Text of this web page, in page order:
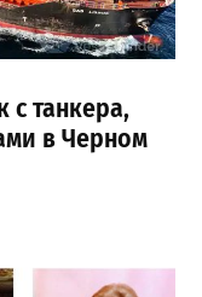
с танкера,
в Черном